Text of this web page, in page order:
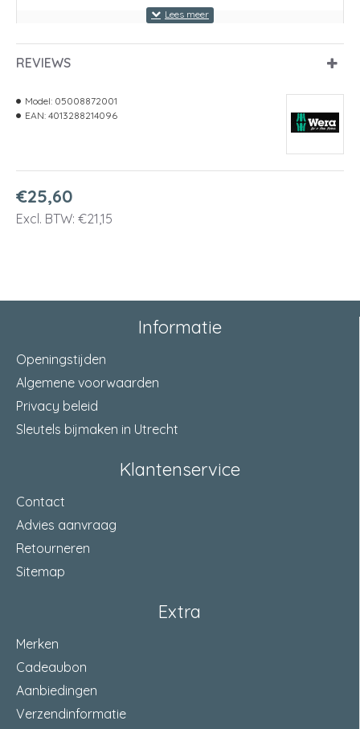
Ergonomische 2-componenten Kraftform-handgreep
voo
- Met zeskantwegrolbescherming tegen wegrollen
REVIEWS
€25,60
Excl. BTW: €21,15
Model: 05008872001
EAN: 4013288214096
Informatie
Openingstijden
Algemene voorwaarden
Privacy beleid
Sleutels bijmaken in Utrecht
Klantenservice
Contact
Advies aanvraag
Retourneren
Sitemap
Extra
Merken
Cadeaubon
Aanbiedingen
Verzendinformatie